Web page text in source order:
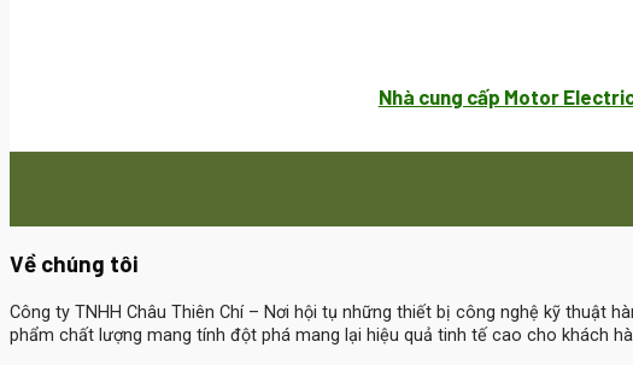
Nhà cung cấp Motor Electric
Về chúng tôi
Công ty TNHH Châu Thiên Chí– Nơi hội tụ những thiết bị công nghệ kỹ thuật
phẩm chất lượng mang tính đột phá mang lại hiệu quả tinh tế cao cho khách